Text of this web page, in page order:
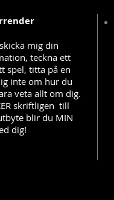
mig din
teckna ett
spel, titta på en
inte om hur du
veta allt om dig.
skriftligen till
blir du MIN
dig!